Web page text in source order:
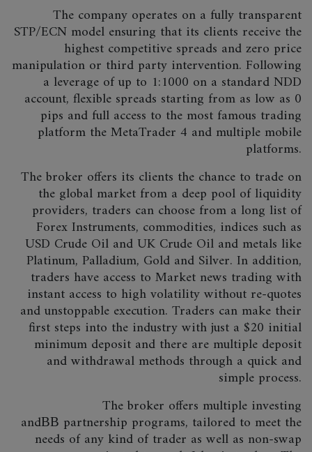
The company operates on a fully transparent
STP/ECN model ensuring that its clients receive the
highest competitive spreads and zero price
manipulation or third party intervention. Following
a leverage of up to 1:1000 on a standard NDD
account, flexible spreads starting from as low as 0
pips and full access to the most famous trading
platform the MetaTrader 4 and multiple mobile
platforms.
The broker offers its clients the chance to trade on
the global market from a deep pool of liquidity
providers, traders can choose from a long list of
Forex Instruments, commodities, indices such as
USD Crude Oil and UK Crude Oil and metals like
Platinum, Palladium, Gold and Silver. In addition,
traders have access to Market news trading with
instant access to high volatility without re-quotes
and unstoppable execution. Traders can make their
first steps into the industry with just a $20 initial
minimum deposit and there are multiple deposit
and withdrawal methods through a quick and
simple process.
The broker offers multiple investing
andВВ partnership programs, tailored to meet the
needs of any kind of trader as well as non-swap